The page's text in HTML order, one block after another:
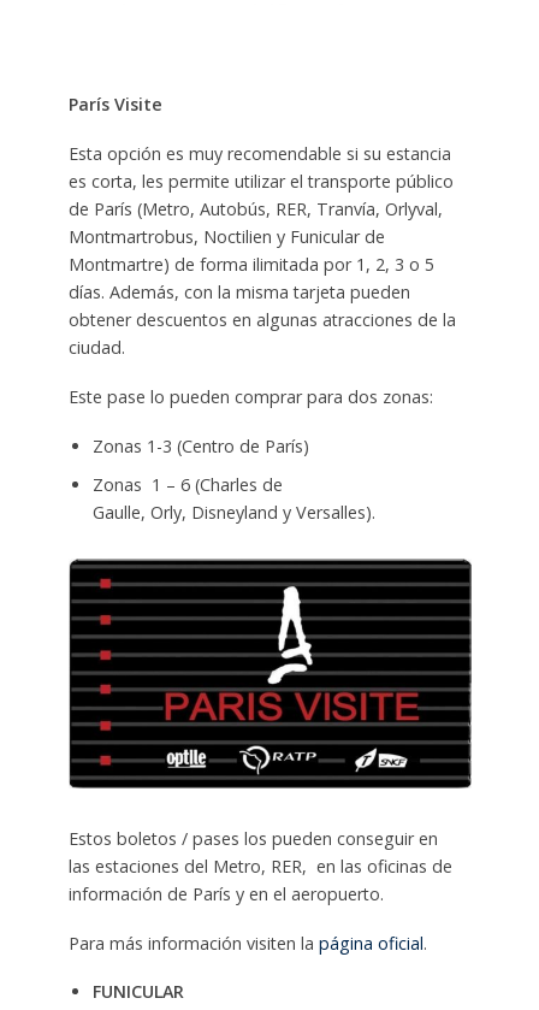
París Visite
Esta opción es muy recomendable si su estancia
es corta, les permite utilizar eltransporte público
de París (Metro, Autobús, RER, Tranvía, Orlyval,
Montmartrobus, Noctilien y Funicular de
Montmartre) de forma ilimitada por 1, 2, 3 o 5
días. Además, con la misma tarjeta pueden
obtener descuentos en algunas atracciones de la
ciudad.
Este pase lo pueden comprar para dos zonas:
Zonas 1-3 (Centro de París)
Zonas 1 – 6 (Charles de
Gaulle, Orly, Disneyland y Versalles).
Estos boletos / pases los pueden conseguir en
las estaciones del Metro, RER, en las oficinas de
información de París y en el aeropuerto.
Para más información visiten la página oficial.
FUNICULAR